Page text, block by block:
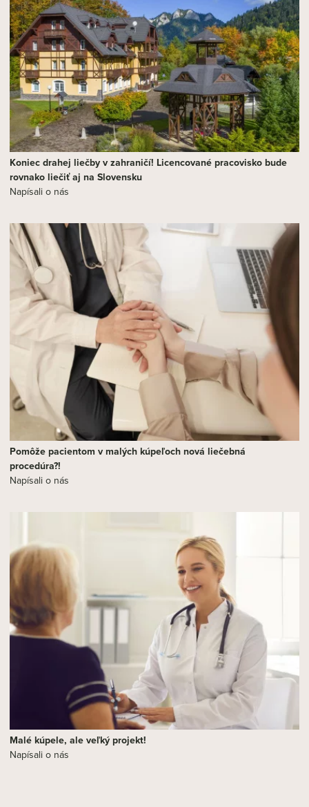
Koniec drahej liečby v zahraničí! Licencované pracovisko bude
rovnako liečiť aj na Slovensku
Napísali o nás
Pomôže pacientom v malých kúpeľoch nová liečebná
procedúra?!
Napísali o nás
Malé kúpele, ale veľký projekt!
Napísali o nás